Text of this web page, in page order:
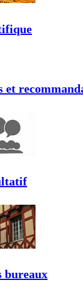
et
bureaux